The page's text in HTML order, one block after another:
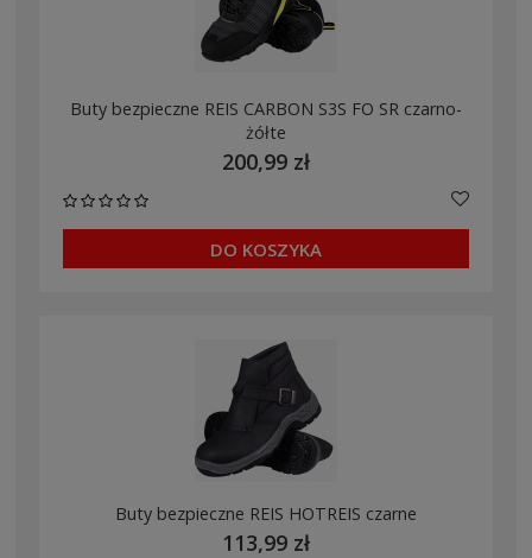
Buty bezpieczne REIS CARBON S3S FO SR czarno-
żółte
200,99 zł
DO KOSZYKA
Buty bezpieczne REIS HOTREIS czarne
113,99 zł